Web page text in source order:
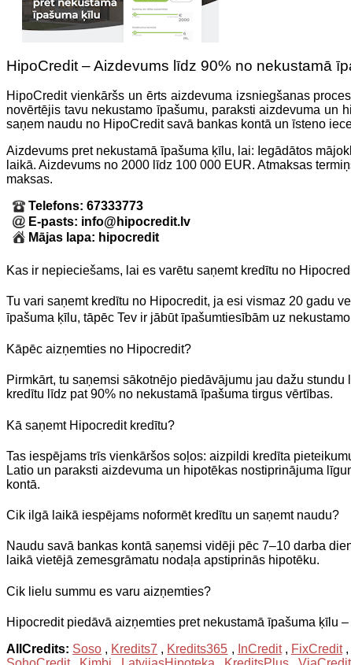
HipoCredit – Aizdevums līdz 90% no nekustamā
HipoCredit vienkāršs un ērts aizdevuma izsniegšanas
novērtējis tavu nekustamo īpašumu, paraksti aizdevuma un
saņem naudu no HipoCredit savā bankas kontā un īsteno
Aizdevums pret nekustamā īpašuma ķīlu, lai: Iegādātos
laikā. Aizdevums no 2000 līdz 100 000 EUR. Atmaksas
maksas.
Telefons: 67333773
E-pasts: info@hipocredit.lv
Mājas lapa: hipocredit
Kas ir nepieciešams, lai es varētu saņemt kredītu no
Tu vari saņemt kredītu no Hipocredit, ja esi vismaz 20 gadu
īpašuma ķīlu, tāpēc Tev ir jābūt īpašumtiesībām uz
Kāpēc aizņemties no Hipocredit?
Pirmkārt, tu saņemsi sākotnējo piedāvājumu jau dažu
kredītu līdz pat 90% no nekustamā īpašuma tirgus vērtības.
Kā saņemt Hipocredit kredītu?
Tas iespējams trīs vienkāršos soļos: aizpildi kredīta
Latio un paraksti aizdevuma un hipotēkas nostiprinājuma
kontā.
Cik ilgā laikā iespējams noformēt kredītu un saņemt naudu?
Naudu savā bankas kontā saņemsi vidēji pēc 7–10 darba
laikā vietējā zemesgrāmatu nodaļa apstiprinās hipotēku.
Cik lielu summu es varu aizņemties?
Hipocredit piedāvā aizņemties pret nekustamā īpašuma ķīlu
AllCredits: Soso , Kredits7 , Kredits365 , InCredit, FixCredit,